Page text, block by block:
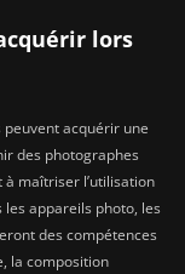
lors
peuvent acquérir une
des photographes
à maîtriser l’utilisation
appareils photo, les
des compétences
la composition